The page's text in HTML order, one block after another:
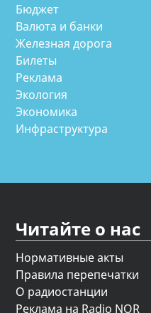
Бюджет
Валюта и банки
Железная дорога
Билеты
Реклама
Экология
Экономика
Инфраструктура
Читайте о нас
Нормативные акты
Правила перепечатки
О радиостанции
Реклама на Radio NOR